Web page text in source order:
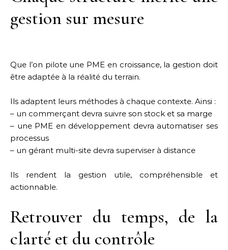
gestion sur mesure
Que l’on pilote une PME en croissance, la gestion doit
être adaptée à la réalité du terrain.
Ils adaptent leurs méthodes à chaque contexte. Ainsi :
– un commerçant devra suivre son stock et sa marge
– une PME en développement devra automatiser ses
processus
– un gérant multi-site devra superviser à distance
Ils rendent la gestion utile, compréhensible et
actionnable.
Retrouver du temps, de la
clarté et du contrôle